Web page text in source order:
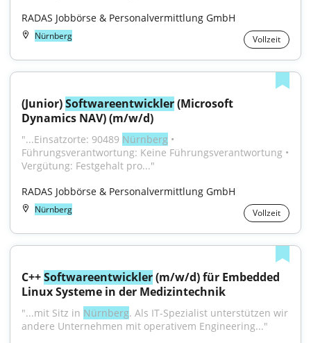
RADAS Jobbörse & Personalvermittlung GmbH
Nürnberg Vollzeit
(Junior) Softwareentwickler (Microsoft
Dynamics NAV) (m/w/d)
"...Einsatzorte: 90489 Nürnberg •
Führungsverantwortung: Keine Führungsverantwortung •
Vergütung: Festgehalt pro..."
RADAS Jobbörse & Personalvermittlung GmbH
Nürnberg Vollzeit
C++ Softwareentwickler (m/w/d) für Embedded
Linux Systeme in der Medizintechnik
"...mit Sitz in Nürnberg. Als IT-Spezialist unterstützen wir
andere Unternehmen mit operativem Engineering..."